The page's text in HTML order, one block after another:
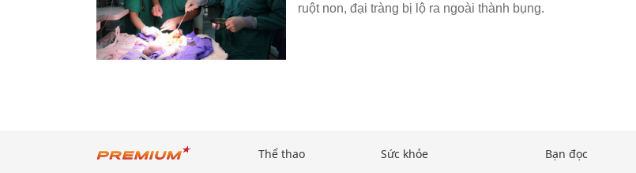
ruột non, đại tràng bị lộ ra ngoài thành bụng.
Thể thao Sức khỏe Bạn đọc